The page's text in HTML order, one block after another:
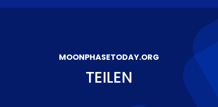
MOONPHASETODAY.ORG
TEILEN